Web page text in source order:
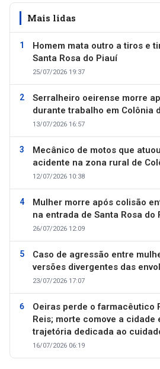
Mais lidas
Homem mata outro a tiros e
Santa Rosa do Piauí
25/07/2026 19:37
Serralheiro oeirense morre
durante trabalho em Colônia
13/07/2026 16:57
Mecânico de motos que
acidente na zona rural de
12/07/2026 10:38
Mulher morre após colisão
na entrada de Santa Rosa do
26/07/2026 12:09
Caso de agressão entre
versões divergentes das
23/07/2026 17:07
Oeiras perde o farmacêutico
Reis; morte comove a cidade
trajetória dedicada ao
16/07/2026 06:19